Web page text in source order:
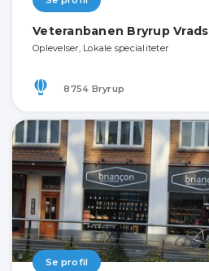
Veteranbanen Bryrup Vrads
Oplevelser, Lokale specialiteter
8754 Bryrup
Se profil